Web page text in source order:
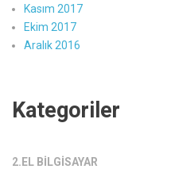
Kasım 2017
Ekim 2017
Aralık 2016
Kategoriler
2.EL BILGISAYAR